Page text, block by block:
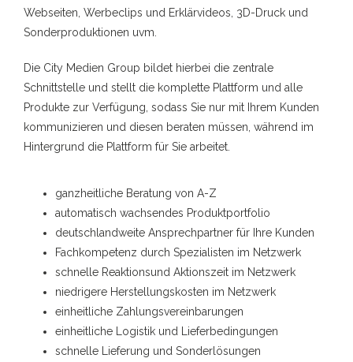
Webseiten, Werbeclips und Erklärvideos, 3D-Druck und
Sonderproduktionen uvm.
Die City Medien Group bildet hierbei die zentrale
Schnittstelle und stellt die komplette Plattform und alle
Produkte zur Verfügung, sodass Sie nur mit Ihrem Kunden
kommunizieren und diesen beraten müssen, während im
Hintergrund die Plattform für Sie arbeitet.
ganzheitliche Beratung von A-Z
automatisch wachsendes Produktportfolio
deutschlandweite Ansprechpartner für Ihre Kunden
Fachkompetenz durch Spezialisten im Netzwerk
schnelle Reaktionsund Aktionszeit im Netzwerk
niedrigere Herstellungskosten im Netzwerk
einheitliche Zahlungsvereinbarungen
einheitliche Logistik und Lieferbedingungen
schnelle Lieferung und Sonderlösungen